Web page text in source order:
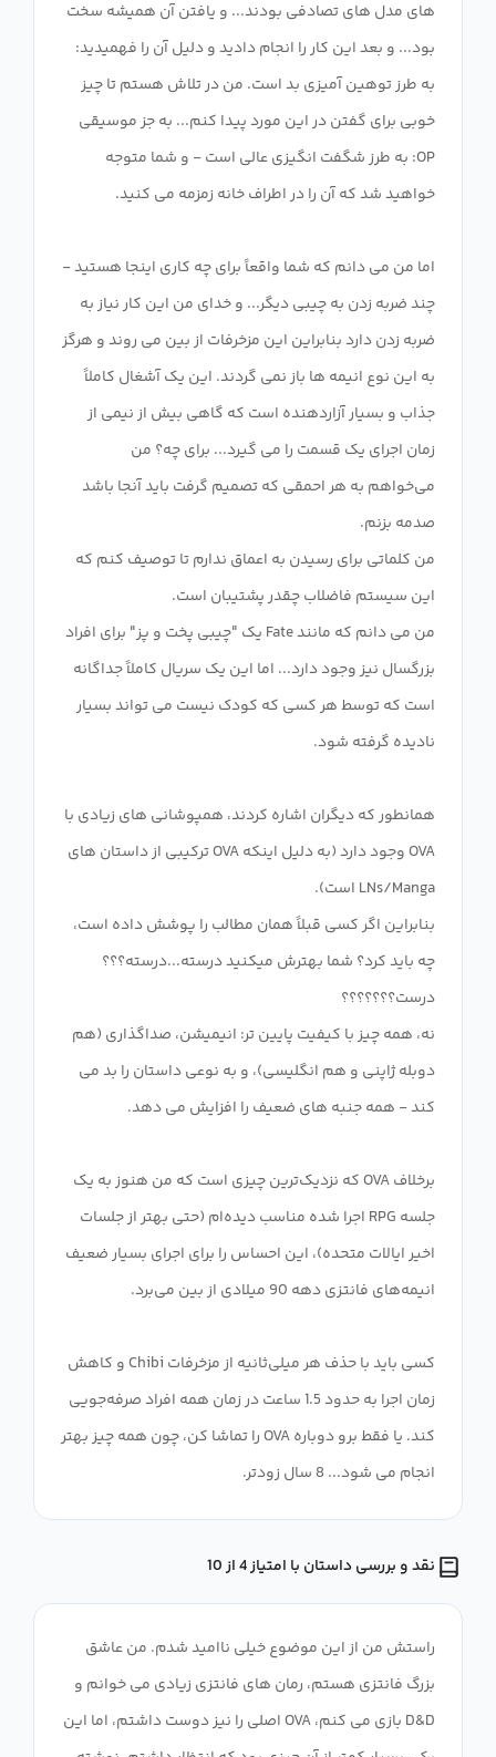
های مدل های تصادفی بودند... و یافتن آن همیشه سخت
بود... و بعد این کار را انجام دادید و دلیل آن را فهمیدید:
به طرز توهین آمیزی بد است. من در تلاش هستم تا چیز
خوبی برای گفتن در این مورد پیدا کنم... به جز موسیقی
OP: به طرز شگفت انگیزی عالی است - و شما متوجه
اما من می دانم که شما واقعاً برای چه کاری اینجا هستید -
چند ضربه زدن به چیبی دیگر... و خدای من این کار نیاز به
ضربه زدن دارد بنابراین این مزخرفات از بین می روند و هرگز
به این نوع انیمه ها باز نمی گردند. این یک آشغال کاملاً
جذاب و بسیار آزاردهنده است که گاهی بیش از نیمی از
زمان اجرای یک قسمت را می گیرد... برای چه؟ من
می‌خواهم به هر احمقی که تصمیم گرفت باید آنجا باشد
من کلماتی برای رسیدن به اعماق ندارم تا توصیف کنم که
من می دانم که مانند Fate یک "چیبی پخت و پز" برای افراد
بزرگسال نیز وجود دارد... اما این یک سریال کاملاً جداگانه
است که توسط هر کسی که کودک نیست می تواند بسیار
همانطور که دیگران اشاره کردند، همپوشانی های زیادی با
OVA وجود دارد (به دلیل اینکه OVA ترکیبی از داستان های
بنابراین اگر کسی قبلاً همان مطالب را پوشش داده است،
چه باید کرد؟ شما بهترش میکنید درسته...درسته؟؟؟
نه، همه چیز با کیفیت پایین تر: انیمیشن، صداگذاری (هم
دوبله ژاپنی و هم انگلیسی)، و به نوعی داستان را بد می
برخلاف OVA که نزدیک‌ترین چیزی است که من هنوز به یک
جلسه RPG اجرا شده مناسب دیده‌ام (حتی بهتر از جلسات
اخیر ایالات متحده)، این احساس را برای اجرای بسیار ضعیف
کسی باید با حذف هر میلی‌ثانیه از مزخرفات Chibi و کاهش
زمان اجرا به حدود 1.5 ساعت در زمان همه افراد صرفه‌جویی
کند. یا فقط برو دوباره OVA را تماشا کن، چون همه چیز بهتر
انجام می شود... 8 سال زودتر.
نقد و بررسی داستان با امتیاز 4 از 10
راستش من از این موضوع خیلی ناامید شدم. من عاشق
بزرگ فانتزی هستم، رمان های فانتزی زیادی می خوانم و
D&D بازی می کنم، OVA اصلی را نیز دوست داشتم، اما این